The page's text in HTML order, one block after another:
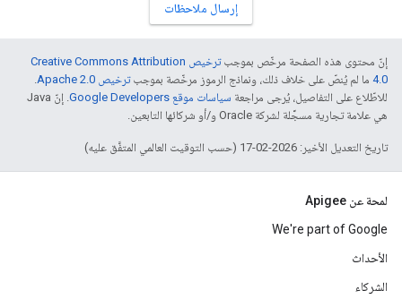
إرسال ملاحظات
إنّ محتوى هذه الصفحة مرخّص بموجب
ترخيص Creative Commons Attribution
4.0‏ ما لم يُنصّ على خلاف ذلك، ونماذج الرموز مرخّصة بموجبترخيص Apache 2.0‏
.
للاطّلاع على التفاصيل، يُرجى مراجعة سياسات موقع Google Developers‏
. إنّ Java
هي علامة تجارية مسجَّلة لشركة Oracle و/أو شركائها التابعين.
تاريخ التعديل الأخير: 2026-02-17 (حسب التوقيت العالمي المتفَّق عليه)
لمحة عن Apigee
We're part of Google
الأحداث
الشركاء